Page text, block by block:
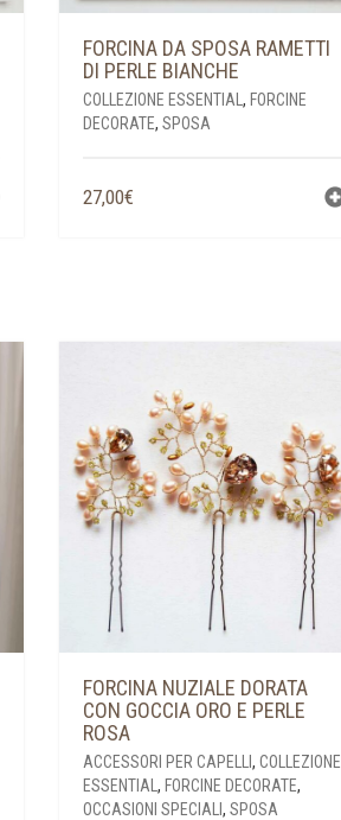
FORCINA DA SPOSA RAMETTI
DI PERLE BIANCHE
COLLEZIONE ESSENTIAL , FORCINE
DECORATE, SPOSA
27,00€
FORCINA NUZIALE DORATA
CON GOCCIA ORO E PERLE
ROSA
ACCESSORI PER CAPELLI , COLLEZIONE
ESSENTIAL , FORCINE DECORATE,
OCCASIONI SPECIALI , SPOSA